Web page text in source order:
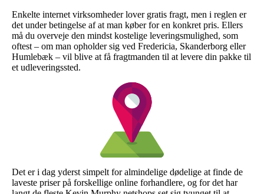
Enkelte internet virksomheder lover gratis fragt, men i reglen er
det under betingelse af at man køber for en konkret pris. Ellers
må du overveje den mindst kostelige leveringsmulighed, som
oftest – om man opholder sig ved Fredericia, Skanderborg eller
Humlebæk – vil blive at få fragtmanden til at levere din pakke til
et udleveringssted.
Det er i dag yderst simpelt for almindelige dødelige at finde de
laveste priser på forskellige online forhandlere, og for det har